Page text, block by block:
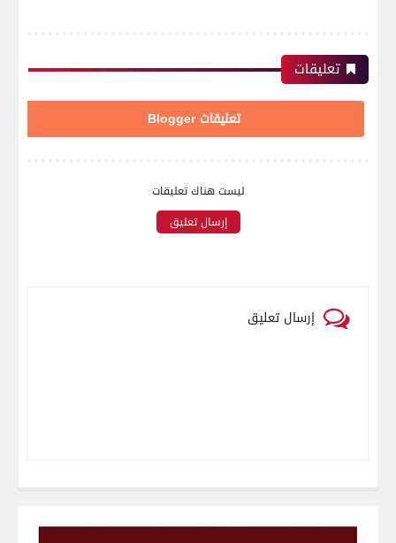
تعليقات
تعليقات Blogger
ليست هناك تعليقات
إرسال تعليق
إرسال تعليق